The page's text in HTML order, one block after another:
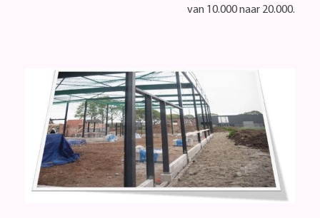
van 10.000 naar 20.000.